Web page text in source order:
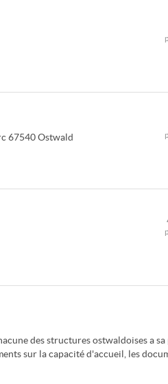
67540 Ostwald
des structures ostwaldoises a sa
sur la capacité d'accueil, les